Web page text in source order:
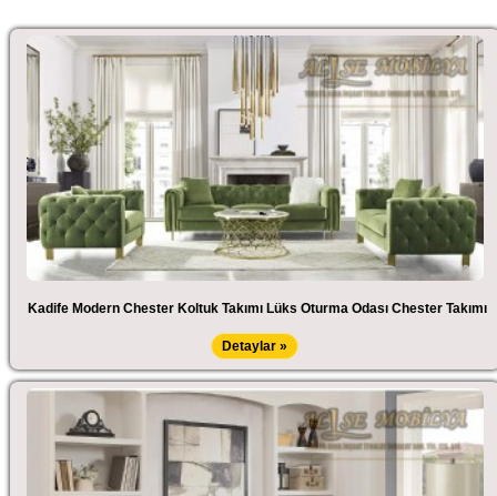
Kadife Modern Chester Koltuk Takımı Lüks Oturma Odası Chester Takımı
Detaylar »